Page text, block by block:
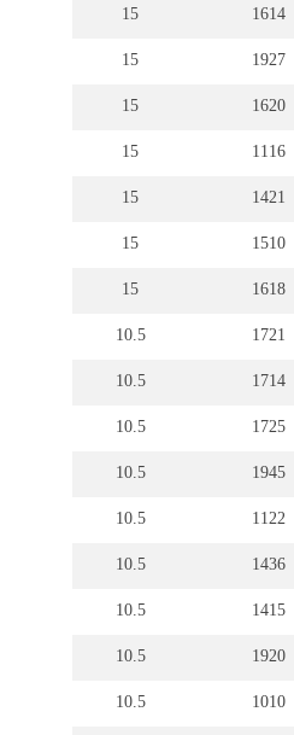
1614
15
1927
15
1620
15
1116
15
1421
15
1510
15
1618
15
1721
10.5
1714
10.5
1725
10.5
1945
10.5
1122
10.5
1436
10.5
1415
10.5
1920
10.5
1010
10.5